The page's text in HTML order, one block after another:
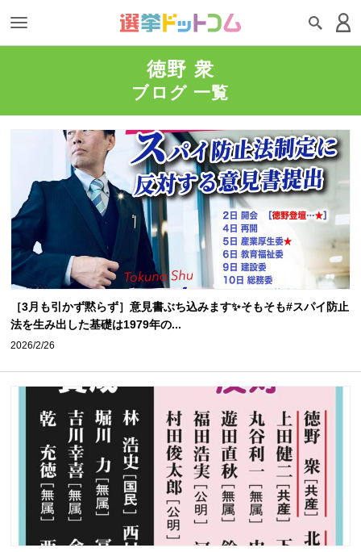
徳野 衆
ブログ 一覧
［3月も引かず黙らず］意見書ぶち込みます✨そもそも#スパイ防止
法を生み出した基礎は1979年の...
2026/2/26